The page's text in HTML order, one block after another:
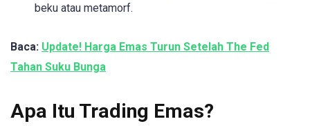
beku atau metamorf.
Baca: Update! Harga Emas Turun Setelah The Fed
Tahan Suku Bunga
Apa Itu Trading Emas?